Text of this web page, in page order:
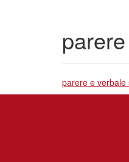
parere e verbale